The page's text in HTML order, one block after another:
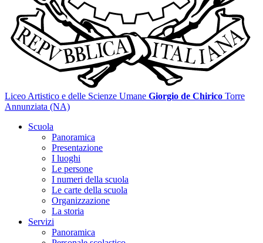
Liceo Artistico e delle Scienze Umane Giorgio de Chirico Torre
Annunziata (NA)
Scuola
Panoramica
Presentazione
I luoghi
Le persone
I numeri della scuola
Le carte della scuola
Organizzazione
La storia
Servizi
Panoramica